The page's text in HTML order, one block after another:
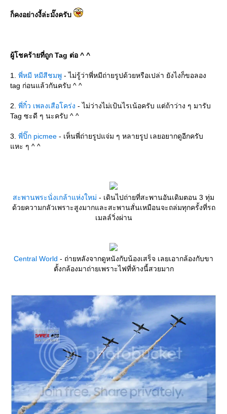
ก็คงอย่างงี้ล่ะมั๊งครับ
ผู้โชคร้ายที่ถูก Tag ต่อ ^ ^
1. พี่หมี หมีสีชมพู - ไม่รู้ว่าพี่หมีถ่ายรูปด้วยหรือเปล่า ยังไงก็ขอลอง
tag ก่อนแล้วกันครับ ^ ^
2. พี่กิ๋ว เพลงเสือโคร่ง - ไม่ว่างไม่เป้นไรเน้อครับ แต่ถ้าว่าง ๆ มารับ
Tag ซะดี ๆ นะครับ ^ ^
3. พี่ปิ๊ก picmee - เห็นพี่ถ่ายรูปแจ่ม ๆ หลายรูป เลยอยากดูอีกครับ
หะ ๆ ^ ^
สะพานพระนั่งเกล้าแห่งใหม่ - เดินไปถ่ายที่สะพานอันเดิมตอน 3 ทุ่ม
ด้วยความกลัวเพราะสูงมากและสะพานสั่นเหมือนจะถล่มทุกครั้งที่รถ
เมลล์วิ่งผ่าน
Central World - ถ่ายหลังจากดูหนังกับน้องเสร็จ เลยเอากล้องกับขา
ตั้งกล้องมาถ่ายเพราะไฟที่ห้างนี้สวยมาก